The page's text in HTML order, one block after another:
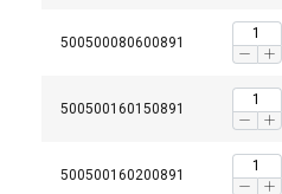
500500080600891
500500160150891
500500160200891